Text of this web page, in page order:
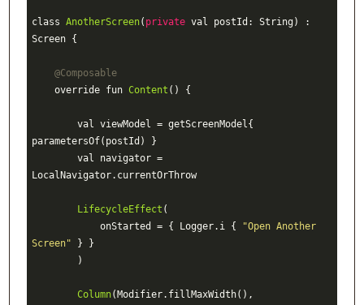
class AnotherScreen( private val postId: String)
:
Screen {
@Composable
override fun Content () {
        val viewModel = getScreenModel
{
parametersOf(postId) }
LocalNavigator. currentOrThrow
LifecycleEffect (
            onStarted = { Logger.i {
"Open Another
Screen" } }
        )
Column(Modifier.fillMaxWidth() ,